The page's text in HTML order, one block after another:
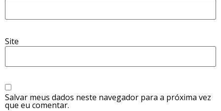
Site
Salvar meus dados neste navegador para a próxima vez
que eu comentar.